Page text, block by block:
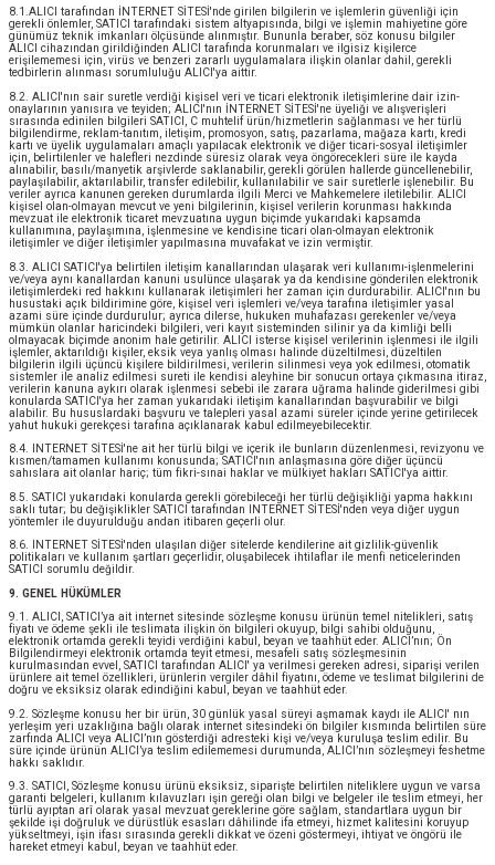
8.1.ALICI tarafından İNTERNET SİTESİ'nde girilen bilgilerin ve işlemlerin güvenliği için
gerekli önlemler, SATICI tarafındaki sistem altyapısında, bilgi ve işlemin mahiyetine göre
günümüz teknik imkanları ölçüsünde alınmıştır. Bununla beraber, söz konusu bilgiler
ALICI cihazından girildiğinden ALICI tarafında korunmaları ve ilgisiz kişilerce
erişilememesi için, virüs ve benzeri zararlı uygulamalara ilişkin olanlar dahil, gerekli
tedbirlerin alınması sorumluluğu ALICI'ya aittir.
8.2. ALICI'nın sair suretle verdiği kişisel veri ve ticari elektronik iletişimlerine dair izin-
onaylarının yanısıra ve teyiden; ALICI'nın İNTERNET SİTESİ'ne üyeliği ve alışverişleri
sırasında edinilen bilgileri SATICI, C muhtelif ürün/hizmetlerin sağlanması ve her türlü
bilgilendirme, reklam-tanıtım, iletişim, promosyon, satış, pazarlama, mağaza kartı, kredi
kartı ve üyelik uygulamaları amaçlı yapılacak elektronik ve diğer ticari-sosyal iletişimler
için, belirtilenler ve halefleri nezdinde süresiz olarak veya öngörecekleri süre ile kayda
alınabilir, basılı/manyetik arşivlerde saklanabilir, gerekli görülen hallerde güncellenebilir,
paylaşılabilir, aktarılabilir, transfer edilebilir, kullanılabilir ve sair suretlerle işlenebilir. Bu
veriler ayrıca kanunen gereken durumlarda ilgili Merci ve Mahkemelere iletilebilir. ALICI
kişisel olan-olmayan mevcut ve yeni bilgilerinin, kişisel verilerin korunması hakkında
mevzuat ile elektronik ticaret mevzuatına uygun biçimde yukarıdaki kapsamda
kullanımına, paylaşımına, işlenmesine ve kendisine ticari olan-olmayan elektronik
iletişimler ve diğer iletişimler yapılmasına muvafakat ve izin vermiştir.
8.3. ALICI SATICI'ya belirtilen iletişim kanallarından ulaşarak veri kullanımı-işlenmelerini
ve/veya aynı kanallardan kanuni usulünce ulaşarak ya da kendisine gönderilen elektronik
iletişimlerdeki red hakkını kullanarak iletişimleri her zaman için durdurabilir. ALICI'nın bu
husustaki açık bildirimine göre, kişisel veri işlemleri ve/veya tarafına iletişimler yasal
azami süre içinde durdurulur; ayrıca dilerse, hukuken muhafazası gerekenler ve/veya
mümkün olanlar haricindeki bilgileri, veri kayıt sisteminden silinir ya da kimliği belli
olmayacak biçimde anonim hale getirilir. ALICI isterse kişisel verilerinin işlenmesi ile ilgili
işlemler, aktarıldığı kişiler, eksik veya yanlış olması halinde düzeltilmesi, düzeltilen
bilgilerin ilgili üçüncü kişilere bildirilmesi, verilerin silinmesi veya yok edilmesi, otomatik
sistemler ile analiz edilmesi sureti ile kendisi aleyhine bir sonucun ortaya çıkmasına itiraz,
verilerin kanuna aykırı olarak işlenmesi sebebi ile zarara uğrama halinde giderilmesi gibi
konularda SATICI'ya her zaman yukarıdaki iletişim kanallarından başvurabilir ve bilgi
alabilir. Bu hususlardaki başvuru ve talepleri yasal azami süreler içinde yerine getirilecek
yahut hukuki gerekçesi tarafına açıklanarak kabul edilmeyebilecektir.
8.4. INTERNET SİTESİ'ne ait her türlü bilgi ve içerik ile bunların düzenlenmesi, revizyonu ve
kısmen/tamamen kullanımı konusunda; SATICI'nın anlaşmasına göre diğer üçüncü
sahıslara ait olanlar hariç; tüm fikri-sınai haklar ve mülkiyet hakları SATICI'ya aittir.
8.5. SATICI yukarıdaki konularda gerekli görebileceği her türlü değişikliği yapma hakkını
saklı tutar; bu değişiklikler SATICI tarafından INTERNET SİTESİ'nden veya diğer uygun
yöntemler ile duyurulduğu andan itibaren geçerli olur.
8.6. INTERNET SİTESİ'nden ulaşılan diğer sitelerde kendilerine ait gizlilik-güvenlik
politikaları ve kullanım şartları geçerlidir, oluşabilecek ihtilaflar ile menfi neticelerinden
SATICI sorumlu değildir.
9. GENEL HÜKÜMLER
9.1. ALICI, SATICI’ya ait internet sitesinde sözleşme konusu ürünün temel nitelikleri, satış
fiyatı ve ödeme şekli ile teslimata ilişkin ön bilgileri okuyup, bilgi sahibi olduğunu,
elektronik ortamda gerekli teyidi verdiğini kabul, beyan ve taahhüt eder. ALICI’nın; Ön
Bilgilendirmeyi elektronik ortamda teyit etmesi, mesafeli satış sözleşmesinin
kurulmasından evvel, SATICI tarafından ALICI' ya verilmesi gereken adresi, siparişi verilen
ürünlere ait temel özellikleri, ürünlerin vergiler dâhil fiyatını, ödeme ve teslimat bilgilerini de
doğru ve eksiksiz olarak edindiğini kabul, beyan ve taahhüt eder.
9.2. Sözleşme konusu her bir ürün, 30 günlük yasal süreyi aşmamak kaydı ile ALICI' nın
yerleşim yeri uzaklığına bağlı olarak internet sitesindeki ön bilgiler kısmında belirtilen süre
zarfında ALICI veya ALICI’nın gösterdiği adresteki kişi ve/veya kuruluşa teslim edilir. Bu
süre içinde ürünün ALICI’ya teslim edilememesi durumunda, ALICI’nın sözleşmeyi feshetme
hakkı saklıdır.
9.3. SATICI, Sözleşme konusu ürünü eksiksiz, siparişte belirtilen niteliklere uygun ve varsa
garanti belgeleri, kullanım kılavuzları işin gereği olan bilgi ve belgeler ile teslim etmeyi, her
türlü ayıptan arî olarak yasal mevzuat gereklerine göre sağlam, standartlara uygun bir
şekilde işi doğruluk ve dürüstlük esasları dâhilinde ifa etmeyi, hizmet kalitesini koruyup
yükseltmeyi, işin ifası sırasında gerekli dikkat ve özeni göstermeyi, ihtiyat ve öngörü ile
hareket etmeyi kabul, beyan ve taahhüt eder.